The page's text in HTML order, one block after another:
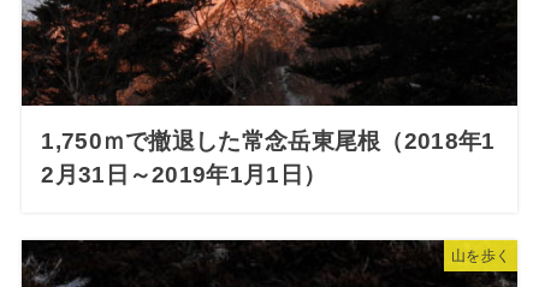
1,750ｍで撤退した常念岳東尾根（2018年1
2月31日～2019年1月1日）
山を歩く